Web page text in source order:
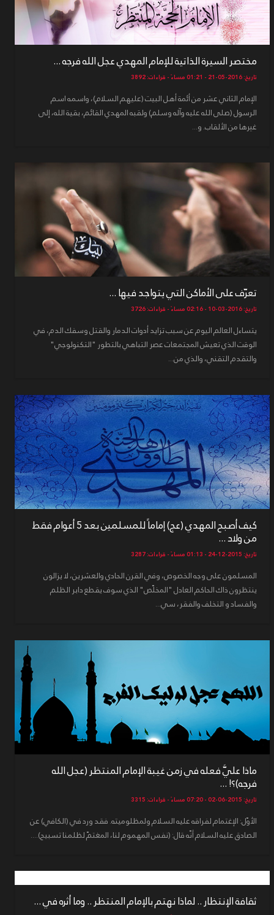
مختصر السيرة الذاتية للإمام المهدي عجل الله فرجه ...
تاريخ: 2016-05-21 - 01:21 مساءً - قراءات: 3892
الإمام الثاني عشر من أئمة أهل البيت (عليهم السلام)، واسمه اسم
الرسول (صلى الله عليه وآله وسلم) ولقبه المهدي القائم، بقية الله، إلى
غيرها من الألقاب. و...
تعرّف على الأماكن التي يتواجد فيها ...
تاريخ: 2016-03-10 - 02:16 مساءً - قراءات: 3726
يتساءل العالم اليوم عن سبب تزايد أدوات الدمار والقتل وسفك الدم، في
الوقت الذي تعيش المجتمعات عصر التباهي بالتطور "التكنولوجي"
والتقدم التقني، والذي من...
كيف أصبح المهدي (عج) إماماً للمسلمين بعد 5 أعوام فقط
من ولاد ...
تاريخ: 2015-12-24 - 01:13 مساءً - قراءات: 3287
المسلمون على وجه الخصوص، وفي القرن الحادي والعشرين، لا يزالون
ينتظرون ذاك الحاكم العادل "المخلّص" الذي سوف يقطع دابر الظلم
والفساد و التخلف والفقر، سي...
ماذا عليَّ فعله في زمن غيبة الإمام المنتظر (عجل الله
فرجه)؟! ...
تاريخ: 2015-06-02 - 07:20 مساءً - قراءات: 3315
الأوّل: الإغتمام لفراقه عليه السلام ولمظلوميته. فقد ورد في (الكافي) عن
الصادق عليه السلام أنّه قال: (نفس المهموم لنا، المغتمّ لظلمنا تسبيح)....
ثقافة الإنتظار .. لماذا نهتم بالإمام المنتظر .. وما أثره في ...